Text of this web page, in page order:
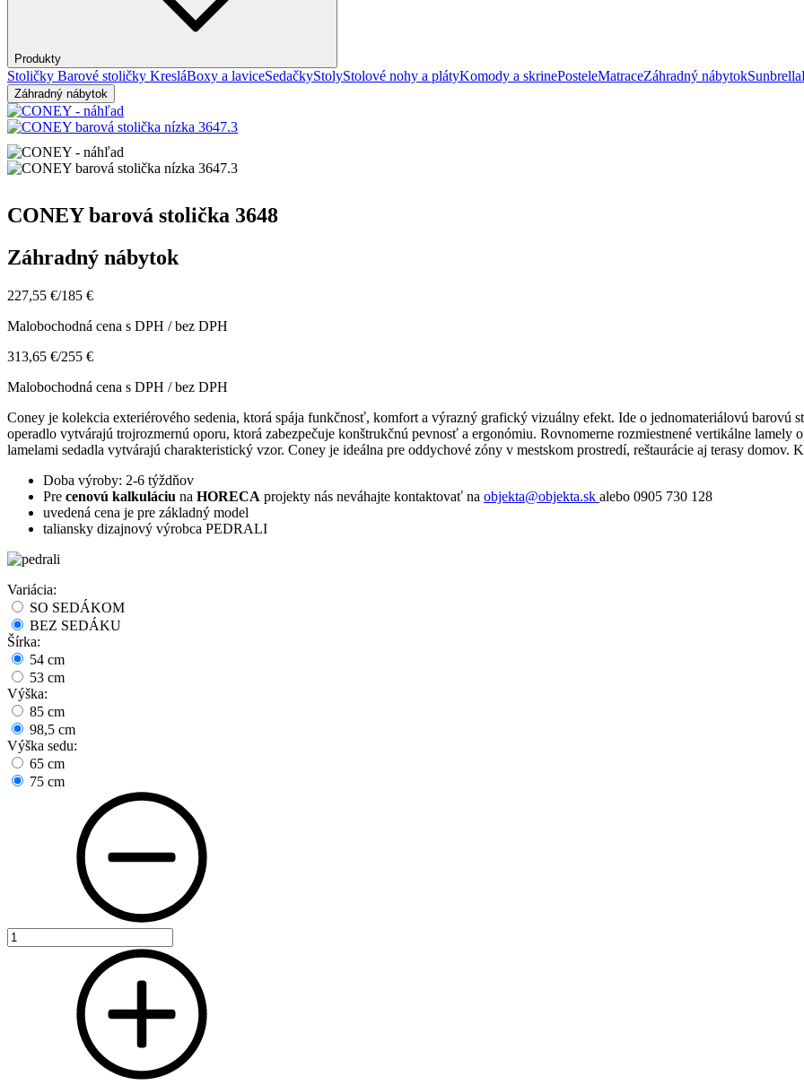
Produkty
Stoličky Barové stoličky KresláBoxy a laviceSedačkyStolyStolové nohy a plátyKomody a skrinePosteleMatraceZáhradný nábytokSunbrella
Záhradný nábytok
CONEY barová stolička 3648
Záhradný nábytok
227,55 €/185 €
Malobochodná cena s DPH / bez DPH
313,65 €/255 €
Malobochodná cena s DPH / bez DPH
Coney je kolekcia exteriérového sedenia, ktorá spája funkčnosť, komfort a výrazný grafický vizuálny efekt. Ide o jednomateriálovú barovú
operadlo vytvárajú trojrozmernú oporu, ktorá zabezpečuje konštrukčnú pevnosť a ergonómiu. Rovnomerne rozmiestnené vertikálne lamely
lamelami sedadla vytvárajú charakteristický vzor. Coney je ideálna pre oddychové zóny v mestskom prostredí, reštaurácie aj terasy domov.
Doba výroby: 2-6 týždňov
Pre cenovú kalkuláciu na HORECA projekty nás neváhajte kontaktovať na objekta@objekta.sk alebo 0905 730 128
uvedená cena je pre základný model
taliansky dizajnový výrobca PEDRALI
Variácia:
SO SEDÁKOM
BEZ SEDÁKU
Šírka:
54 cm
53 cm
Výška:
85 cm
98,5 cm
Výška sedu:
65 cm
75 cm